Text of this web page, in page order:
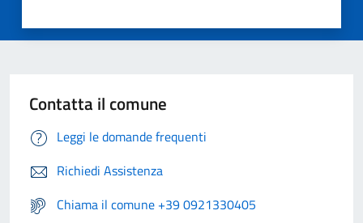
Contatta il comune
Leggi le domande frequenti
Richiedi Assistenza
Chiama il comune +39 0921330405